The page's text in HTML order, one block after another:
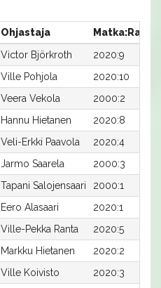
Ohjastaja Matka:Rata
Victor Björkroth 2020:9
Ville Pohjola 2020:10
Veera Vekola 2000:2
Hannu Hietanen 2020:8
Veli-Erkki Paavola 2020:4
Jarmo Saarela 2000:3
Tapani Salojensaari 2000:1
Eero Alasaari 2020:1
Ville-Pekka Ranta 2020:5
Markku Hietanen 2020:2
Ville Koivisto 2020:3